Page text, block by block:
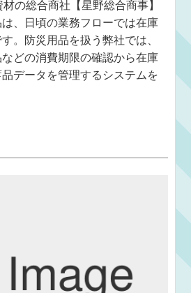
の総合商社【星野総合商事】
、日頃の業務フローでは在庫
。防災用品を扱う弊社では、
どの消費期限の確認から在庫
データを管理するシステムを